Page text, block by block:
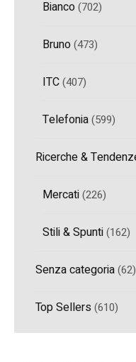
Bianco(702)
Bruno(473)
ITC(407)
Telefonia(599)
Ricerche &
Mercati(226)
Stili & Spunti(162)
Senza categoria(62)
Top Sellers (610)